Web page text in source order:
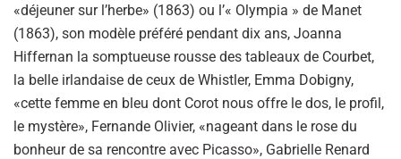
«déjeuner sur l’herbe» (1863) ou l’« Olympia » de Manet
(1863), son modèle préféré pendant dix ans, Joanna
Hiffernan la somptueuse rousse des tableaux de Courbet,
la belle irlandaise de ceux de Whistler, Emma Dobigny,
«cette femme en bleu dont Corot nous offre le dos, le profil,
le mystère», Fernande Olivier, «nageant dans le rose du
bonheur de sa rencontre avec Picasso», Gabrielle Renard